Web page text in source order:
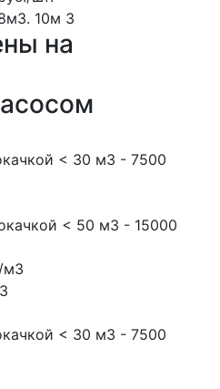
10м 3
на
< 30 м3 - 7500
< 50 м3 - 15000
м3
< 30 м3 - 7500